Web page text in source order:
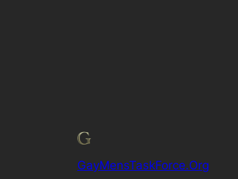
GayMensTaskForce.Org